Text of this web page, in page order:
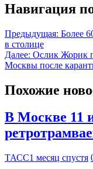
Навигация
Предыдущая: Более
в столице
Далее: Ослик Жорик
Москвы после
Похожие
В Москве 11
ТАСС1 месяц спустя